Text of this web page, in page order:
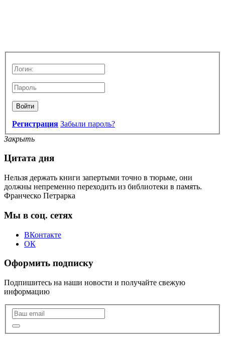
Войти
Регистрация Забыли пароль?
Закрыть
Цитата дня
Нельзя держать книги запертыми точно в тюрьме, они
должны непременно переходить из библиотеки в память.
Франческо Петрарка
Мы в соц. сетях
ВКонтакте
ОК
Оформить подписку
Подпишитесь на наши новости и получайте свежую
информацию